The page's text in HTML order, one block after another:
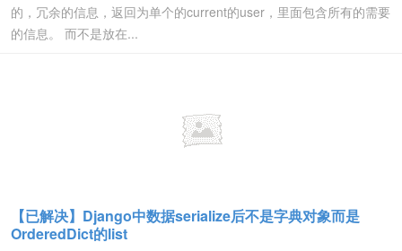
的，冗余的信息，返回为单个的current的user，里面包含所有的需要
的信息。 而不是放在...
【已解决】Django中数据serialize后不是字典对象而是
OrderedDict的list